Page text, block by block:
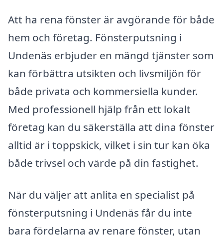
Att ha rena fönster är avgörande för både
hem och företag. Fönsterputsning i
Undenäs erbjuder en mängd tjänster som
kan förbättra utsikten och livsmiljön för
både privata och kommersiella kunder.
Med professionell hjälp från ett lokalt
företag kan du säkerställa att dina fönster
alltid är i toppskick, vilket i sin tur kan öka
både trivsel och värde på din fastighet.
När du väljer att anlita en specialist på
fönsterputsning i Undenäs får du inte
bara fördelarna av renare fönster, utan